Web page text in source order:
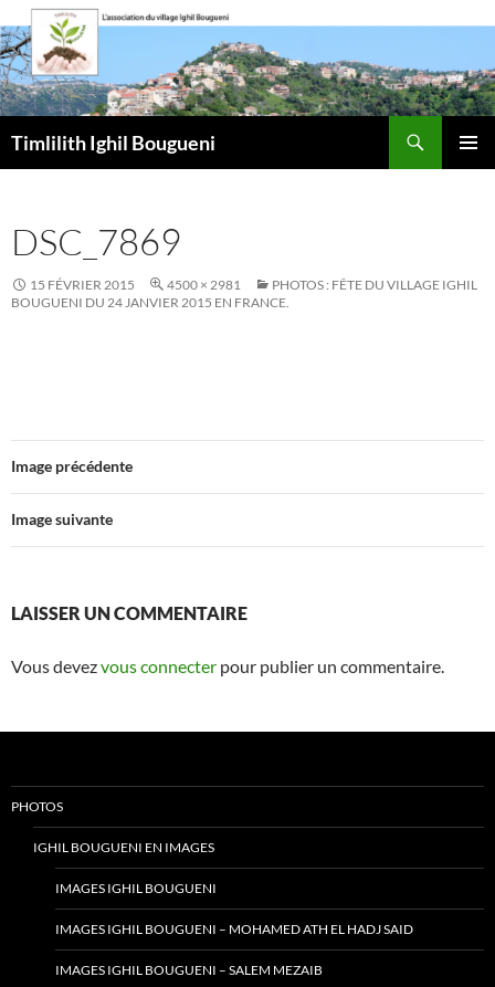
Aller
au
contenu
Timlilith Ighil Bougueni
DSC_7869
15 FÉVRIER 2015 4500 × 2981
PHOTOS : FÊTE DU VILLAGE IGHIL
BOUGUENI DU 24 JANVIER 2015 EN FRANCE.
Image précédente
Image suivante
LAISSER UN COMMENTAIRE
Vous devezvous connecter pour publier un commentaire.
PHOTOS
IGHIL BOUGUENI EN IMAGES
IMAGES IGHIL BOUGUENI
IMAGES IGHIL BOUGUENI – MOHAMED ATH EL HADJ SAID
IMAGES IGHIL BOUGUENI – SALEM MEZAIB